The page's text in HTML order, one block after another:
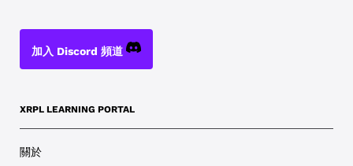
加入 Discord 頻道
XRPL LEARNING PORTAL
關於